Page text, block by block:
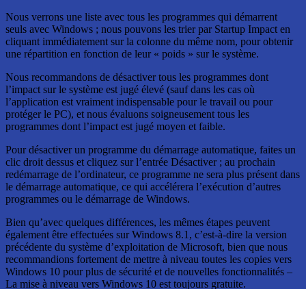
Nous verrons une liste avec tous les programmes qui démarrent
seuls avec Windows ; nous pouvons les trier par Startup Impact en
cliquant immédiatement sur la colonne du même nom, pour obtenir
une répartition en fonction de leur « poids » sur le système.
Nous recommandons de désactiver tous les programmes dont
l’impact sur le système est jugé élevé (sauf dans les cas où
l’application est vraiment indispensable pour le travail ou pour
protéger le PC), et nous évaluons soigneusement tous les
programmes dont l’impact est jugé moyen et faible.
Pour désactiver un programme du démarrage automatique, faites un
clic droit dessus et cliquez sur l’entrée Désactiver ; au prochain
redémarrage de l’ordinateur, ce programme ne sera plus présent dans
le démarrage automatique, ce qui accélérera l’exécution d’autres
programmes ou le démarrage de Windows.
Bien qu’avec quelques différences, les mêmes étapes peuvent
également être effectuées sur Windows 8.1, c’est-à-dire la version
précédente du système d’exploitation de Microsoft, bien que nous
recommandions fortement de mettre à niveau toutes les copies vers
Windows 10 pour plus de sécurité et de nouvelles fonctionnalités –
La mise à niveau vers Windows 10 est toujours gratuite.